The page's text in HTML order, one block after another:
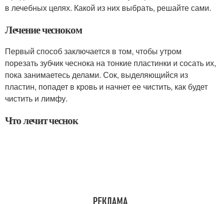
в лечебных целях. Какой из них выбрать, решайте сами.
Лечение чесноком
Первый способ заключается в том, чтобы утром
порезать зубчик чеснока на тонкие пластинки и сосать их,
пока занимаетесь делами. Сок, выделяющийся из
пластин, попадет в кровь и начнет ее чистить, как будет
чистить и лимфу.
Что лечит чеснок